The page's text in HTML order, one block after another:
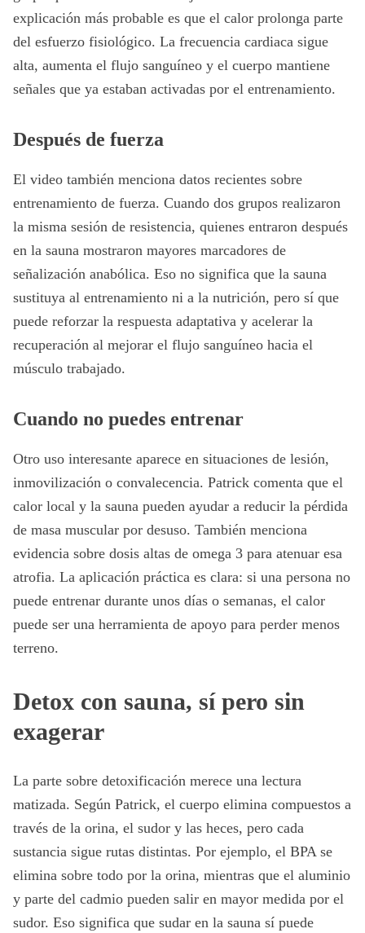
explicación más probable es que el calor prolonga parte
del esfuerzo fisiológico. La frecuencia cardiaca sigue
alta, aumenta el flujo sanguíneo y el cuerpo mantiene
señales que ya estaban activadas por el entrenamiento.
Después de fuerza
El video también menciona datos recientes sobre
entrenamiento de fuerza. Cuando dos grupos realizaron
la misma sesión de resistencia, quienes entraron después
en la sauna mostraron mayores marcadores de
señalización anabólica. Eso no significa que la sauna
sustituya al entrenamiento ni a la nutrición, pero sí que
puede reforzar la respuesta adaptativa y acelerar la
recuperación al mejorar el flujo sanguíneo hacia el
músculo trabajado.
Cuando no puedes entrenar
Otro uso interesante aparece en situaciones de lesión,
inmovilización o convalecencia. Patrick comenta que el
calor local y la sauna pueden ayudar a reducir la pérdida
de masa muscular por desuso. También menciona
evidencia sobre dosis altas de omega 3 para atenuar esa
atrofia. La aplicación práctica es clara: si una persona no
puede entrenar durante unos días o semanas, el calor
puede ser una herramienta de apoyo para perder menos
terreno.
Detox con sauna, sí pero sin
exagerar
La parte sobre detoxificación merece una lectura
matizada. Según Patrick, el cuerpo elimina compuestos a
través de la orina, el sudor y las heces, pero cada
sustancia sigue rutas distintas. Por ejemplo, el BPA se
elimina sobre todo por la orina, mientras que el aluminio
y parte del cadmio pueden salir en mayor medida por el
sudor. Eso significa que sudar en la sauna sí puede